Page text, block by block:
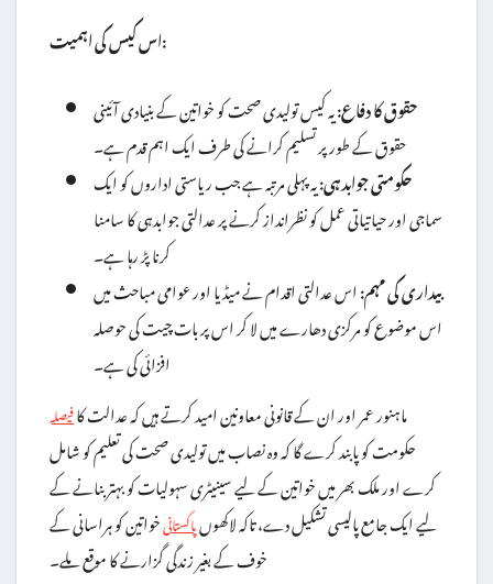
اس کیس کی اہمیت:
حقوق کا دفاع:یہ کیس تولیدی صحت کو خواتین کے بنیادی آئینی
حقوق کے طور پر تسلیم کرانے کی طرف ایک اہم قدم ہے۔
حکومتی جوابدہی:یہ پہلی مرتبہ ہے جب ریاستی اداروں کو ایک
سماجی اور حیاتیاتی عمل کو نظرانداز کرنے پر عدالتی جوابدہی کا سامنا
کرنا پڑ رہا ہے۔
بیداری کی مہم:اس عدالتی اقدام نے میڈیا اور عوامی مباحث میں
اس موضوع کو مرکزی دھارے میں لا کر اس پر بات چیت کی حوصلہ
افزائی کی ہے۔
ماہنور عمر اور ان کے قانونی معاونین امید کرتے ہیں کہ عدالت کافیصلہ
حکومت کو پابند کرے گا کہ وہ نصاب میں تولیدی صحت کی تعلیم کو شامل
کرے اور ملک بھر میں خواتین کے لیے سینیٹری سہولیات کو بہتر بنانے کے
لیے ایک جامع پالیسی تشکیل دے، تاکہ لاکھوںپاکستانیخواتین کو ہراسانی کے
خوف کے بغیر زندگی گزارنے کا موقع ملے۔